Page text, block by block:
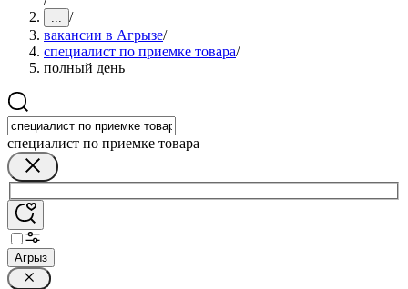
... /
вакансии в Агрызе/
специалист по приемке товара/
полный день
специалист по приемке товара
Агрыз